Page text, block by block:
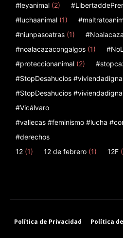
#leyanimal (2)
#luchaanimal (1)
#niunpasoatras (1) #Noalacaza
#noalacazacongalgos (1)
#proteccionanimal (2)
#StopDesahucios
#StopDesahucios
#Vicálvaro
#vallecas #feminismo #lucha
#derechos
12 (1) 12 de febrero (1) 12F
Política de Privacidad Política